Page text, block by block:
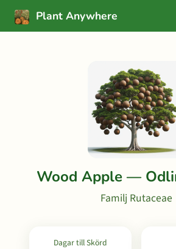
Plant Anywhere
Wood Apple —
Familj Rutaceae
Dagar till Skörd